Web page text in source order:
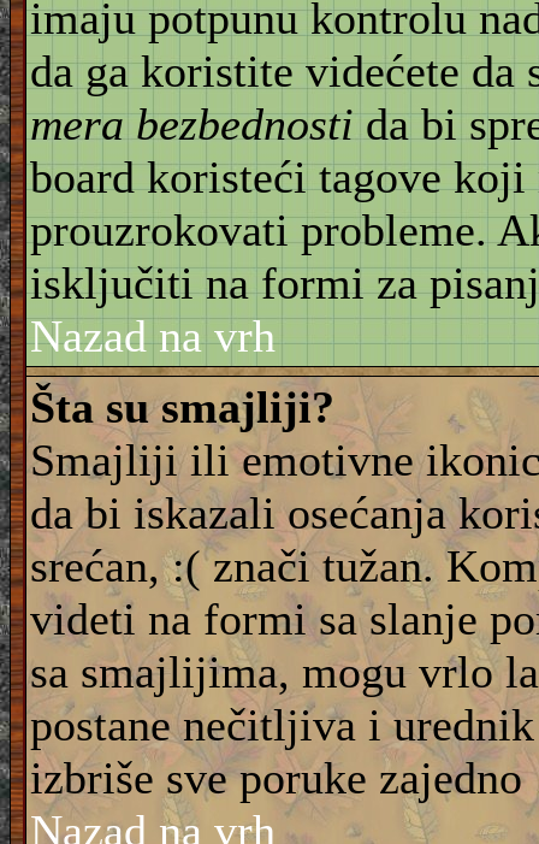
imaju potpunu kontrolu
da ga koristite videćete da
mera bezbednostida bi
board koristeći tagove
prouzrokovati probleme.
isključiti na formi za
Nazad na vrh
Šta su smajliji?
Smajliji ili emotivne
da bi iskazali osećanja
srećan, :( znači tužan.
videti na formi sa slanje
sa smajlijima, mogu vrlo
postane nečitljiva i
izbriše sve poruke zajedno
Nazad na vrh